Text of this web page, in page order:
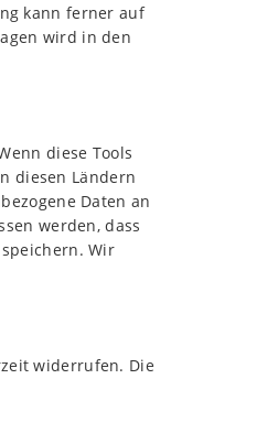
kann ferner auf
wird in den
diese Tools
diesen Ländern
Daten an
werden, dass
Wir
widerrufen. Die